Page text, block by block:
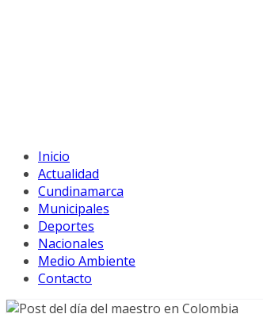
Inicio
Actualidad
Cundinamarca
Municipales
Deportes
Nacionales
Medio Ambiente
Contacto